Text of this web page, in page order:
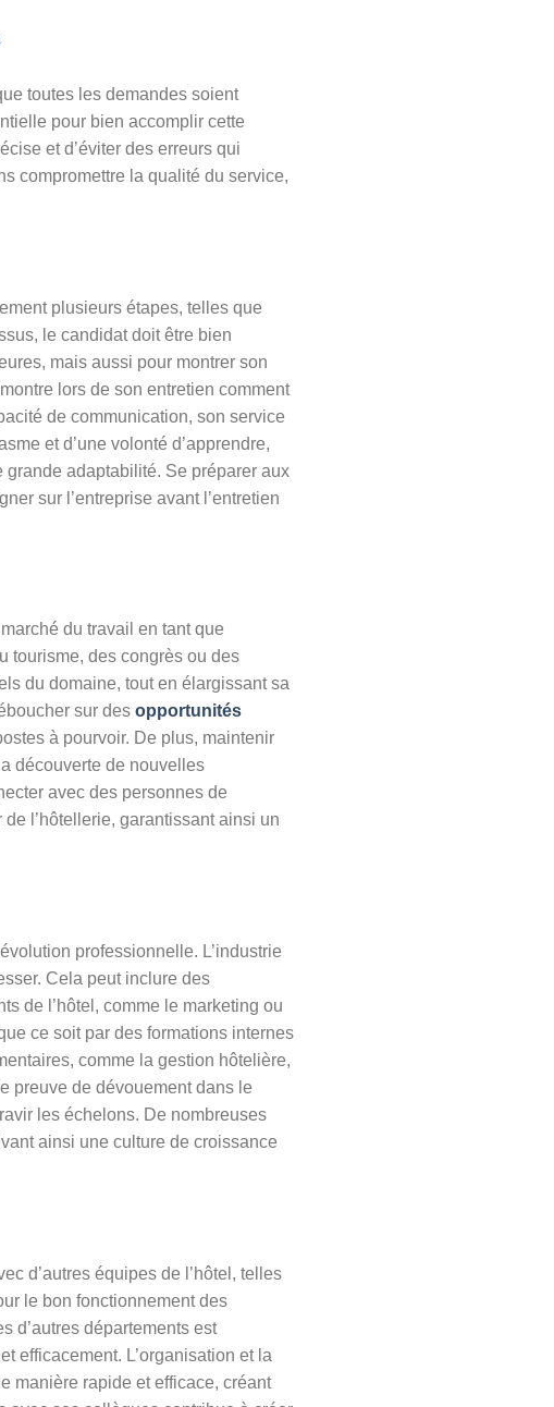
toutes les demandes soient
pour bien accomplir cette
et d’éviter des erreurs qui
compromettre la qualité du service,
plusieurs étapes, telles que
le candidat doit être bien
mais aussi pour montrer son
lors de son entretien comment
de communication, son service
et d’une volonté d’apprendre,
grande adaptabilité. Se préparer aux
sur l’entreprise avant l’entretien
du travail en tant que
tourisme, des congrès ou des
du domaine, tout en élargissant sa
sur des opportunités
à pourvoir. De plus, maintenir
découverte de nouvelles
avec des personnes de
l’hôtellerie, garantissant ainsi un
professionnelle. L’industrie
Cela peut inclure des
de l’hôtel, comme le marketing ou
ce soit par des formations internes
comme la gestion hôtelière,
preuve de dévouement dans le
les échelons. De nombreuses
ainsi une culture de croissance
d’autres équipes de l’hôtel, telles
le bon fonctionnement des
d’autres départements est
efficacement. L’organisation et la
manière rapide et efficace, créant